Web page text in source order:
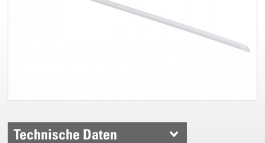
Technische Daten